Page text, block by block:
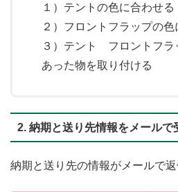
１）テントの色に合わせる
２）フロントフラップの色
３）テント フロントフ
あった物を取り付ける
2. 納期と送り先情報をメールで
納期と送り先の情報がメールで返